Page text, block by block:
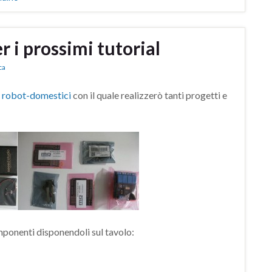
i prossimi tutorial
robot-domesticicon il quale realizzerò tanti progetti e
disponendoli sul tavolo: